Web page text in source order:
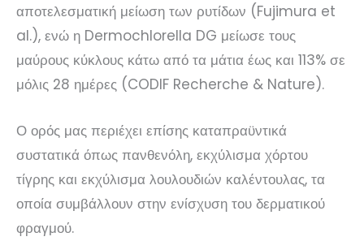
αποτελεσματική μείωση των ρυτίδων (Fujimura et
al.), ενώ η Dermochlorella DG μείωσε τους
μαύρους κύκλους κάτω από τα μάτια έως και 113% σε
μόλις 28 ημέρες (CODIF Recherche & Nature).
Ο ορός μας περιέχει επίσης καταπραϋντικά
συστατικά όπως πανθενόλη, εκχύλισμα χόρτου
τίγρης και εκχύλισμα λουλουδιών καλέντουλας, τα
οποία συμβάλλουν στην ενίσχυση του δερματικού
φραγμού.